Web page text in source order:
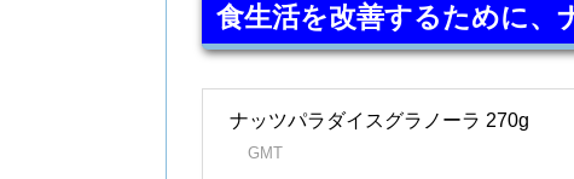
食生活を改善するために、
ナッツパラダイスグラノーラ 270g
GMT